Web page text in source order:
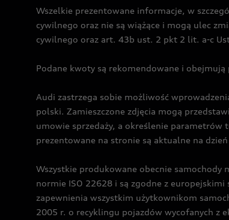
Wszelkie prezentowane informacje, w
cywilnego oraz nie są wiążące i mogą ulec
cywilnego oraz art. 43b ust. 2 pkt 2 lit. a-c
Podane kwoty są rekomendowane i obejmują
Audi zastrzega sobie możliwość
polski. Zamieszczone zdjęcia mogą
umowie sprzedaży, a określenie parametrów
prezentowane na stronie są aktualne na
Wszystkie produkowane obecnie samochody
normie ISO 22628 i są zgodne z
zapewnienia wszystkim użytkownikom
2005 r. o recyklingu pojazdów wycofanych z